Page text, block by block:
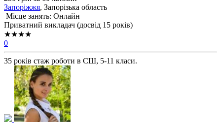
Запоріжжя, Запорізька область
Місце занять: Онлайн
Приватний викладач (досвід 15 років)
★★★★
0
35 років стаж роботи в СШ, 5-11 класи.